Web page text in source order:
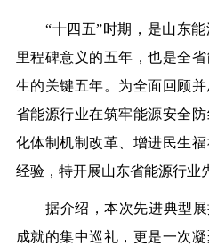
“十四五”时期，是山东能
里程碑意义的五年，也是全
生的关键五年。为全面回顾
省能源行业在筑牢能源安全
化体制机制改革、增进民生
经验，特开展山东省能源行业
据介绍，本次先进典型展
成就的集中巡礼，更是一次